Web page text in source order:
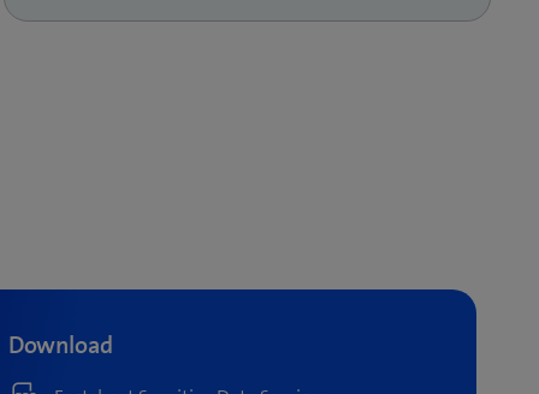
Download